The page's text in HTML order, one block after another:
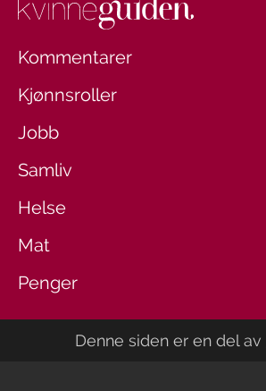
Kommentarer
Kjønnsroller
Jobb
Samliv
Helse
Mat
Penger
Denne siden er en del av